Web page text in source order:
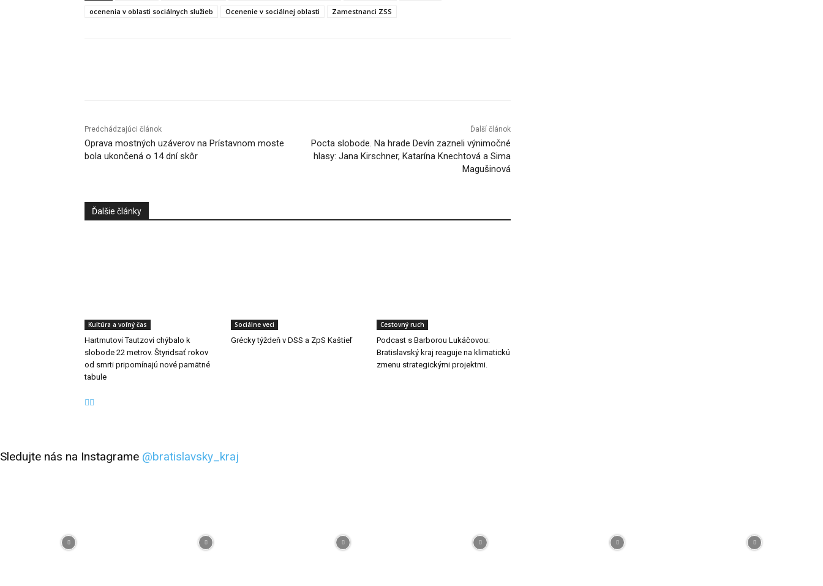
ocenenia v oblasti sociálnych služieb
Ocenenie v sociálnej oblasti Zamestnanci ZSS
Predchádzajúci článok
Oprava mostných uzáverov na Prístavnom moste
bola ukončená o 14 dní skôr
Ďalší článok
Pocta slobode. Na hrade Devín zazneli výnimočné
hlasy: Jana Kirschner, Katarína Knechtová a Sima
Magušinová
Ďalšie články
Kultúra a voľný čas
Hartmutovi Tautzovi chýbalo k
slobode 22 metrov. Štyridsať rokov
od smrti pripomínajú nové pamätné
tabule
Sociálne veci
Grécky týždeň v DSS a ZpS Kaštieľ
Cestovný ruch
Podcast s Barborou Lukáčovou:
Bratislavský kraj reaguje na klimatickú
zmenu strategickými projektmi.
Sledujte nás na Instagrame @bratislavsky_kraj